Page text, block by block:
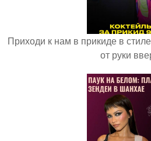
Приходи к нам в прикиде в
от руки